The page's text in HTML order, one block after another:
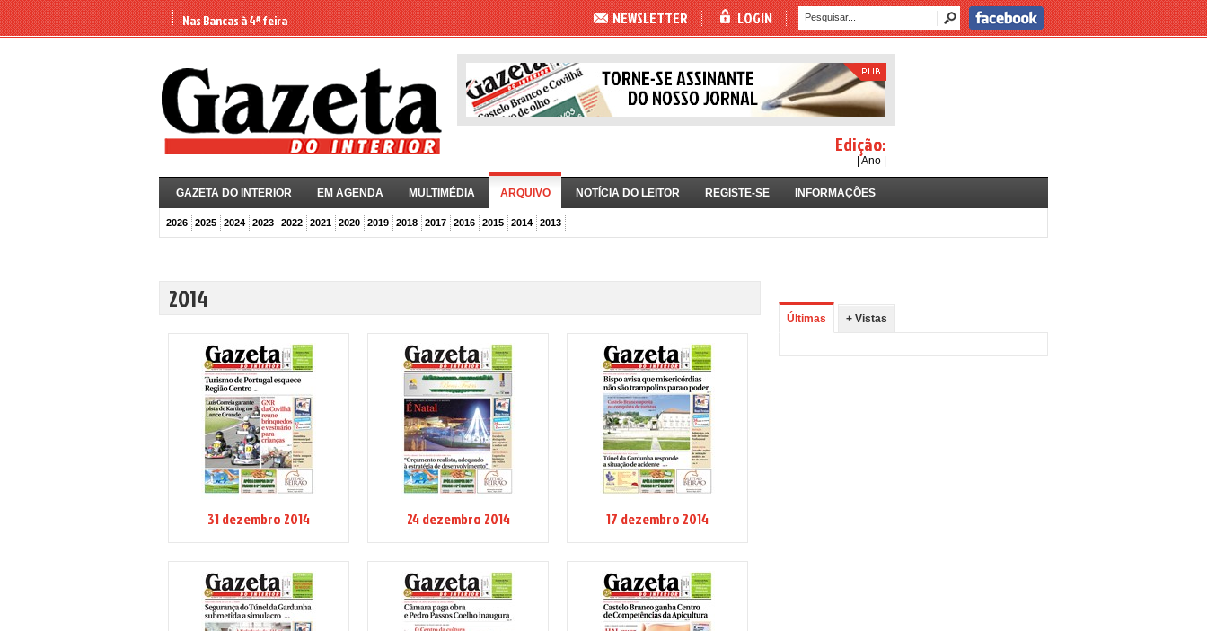
Nas Bancas à 4ª feira NEWSLETTER LOGIN
Edição:
| Ano |
GAZETA DO INTERIOR EM AGENDA MULTIMÉDIA ARQUIVO
2026 2025 2024 2023 2022 2021 2020 2019 2018 2017 2016 2015 2014 2013
NOTÍCIA DO LEITOR REGISTE-SE INFORMAÇÕES
2014
31 dezembro 2014 24 dezembro 2014 17 dezembro 2014
Últimas + Vistas